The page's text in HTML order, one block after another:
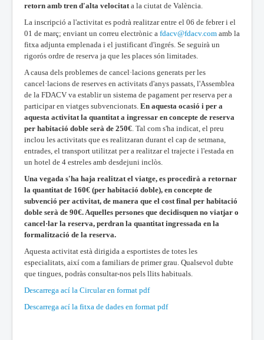
retorn amb tren d'alta velocitat a la ciutat de València.
La inscripció a l'activitat es podrà realitzar entre el 06 de febrer i el
01 de març; enviant un correu electrònic a fdacv@fdacv.com amb la
fitxa adjunta emplenada i el justificant d'ingrés. Se seguirà un
rigorós ordre de reserva ja que les places són limitades.
A causa dels problemes de cancel·lacions generats per les
cancel·lacions de reserves en activitats d'anys passats, l'Assemblea
de la FDACV va establir un sistema de pagament per reserva per a
participar en viatges subvencionats. En aquesta ocasió i per a
aquesta activitat la quantitat a ingressar en concepte de reserva
per habitació doble serà de 250€ . Tal com s'ha indicat, el preu
inclou les activitats que es realitzaran durant el cap de setmana,
entrades, el transport utilitzat per a realitzar el trajecte i l'estada en
un hotel de 4 estreles amb desdejuni inclòs.
Una vegada s'ha haja realitzat el viatge, es procedirà a retornar
la quantitat de 160€ (per habitació doble), en concepte de
subvenció per activitat, de manera que el cost final per habitació
doble serà de 90€. Aquelles persones que decidisquen no viatjar o
cancel·lar la reserva, perdran la quantitat ingressada en la
formalització de la reserva.
Aquesta activitat està dirigida a esportistes de totes les
especialitats, així com a familiars de primer grau. Qualsevol dubte
que tingues, podràs consultar-nos pels llits habituals.
Descarrega ací la Circular en format pdf
Descarrega ací la fitxa de dades en format pdf